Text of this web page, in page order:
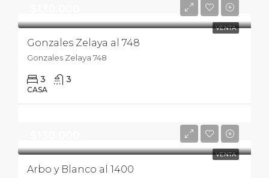
VENTA
Gonzales Zelaya al 748
Gonzales Zelaya 748
3 3
CASA
VENTA
Arbo y Blanco al 1400